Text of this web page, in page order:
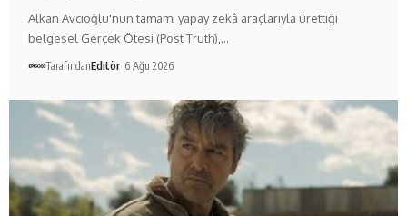
Alkan Avcıoğlu'nun tamamı yapay zekâ araçlarıyla ürettiği
belgesel Gerçek Ötesi (Post Truth),…
TarafındanEditör 6 Ağu 2026